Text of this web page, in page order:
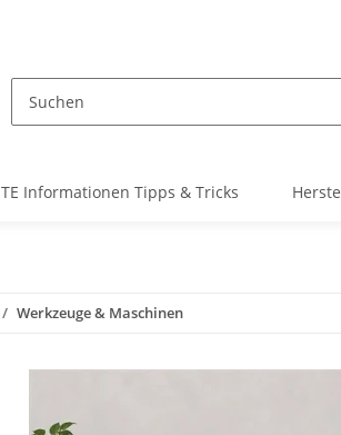
TE Informationen Tipps & Tricks
Werkzeuge & Maschinen